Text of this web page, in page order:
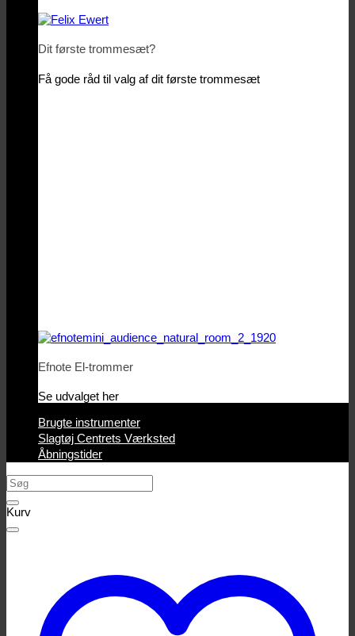
Dit første trommesæt?
Få gode råd til valg af dit første trommesæt
Efnote El-trommer
Se udvalget her
Brugte instrumenter
Slagtøj Centrets Værksted
Åbningstider
Søg
efter:
Kurv